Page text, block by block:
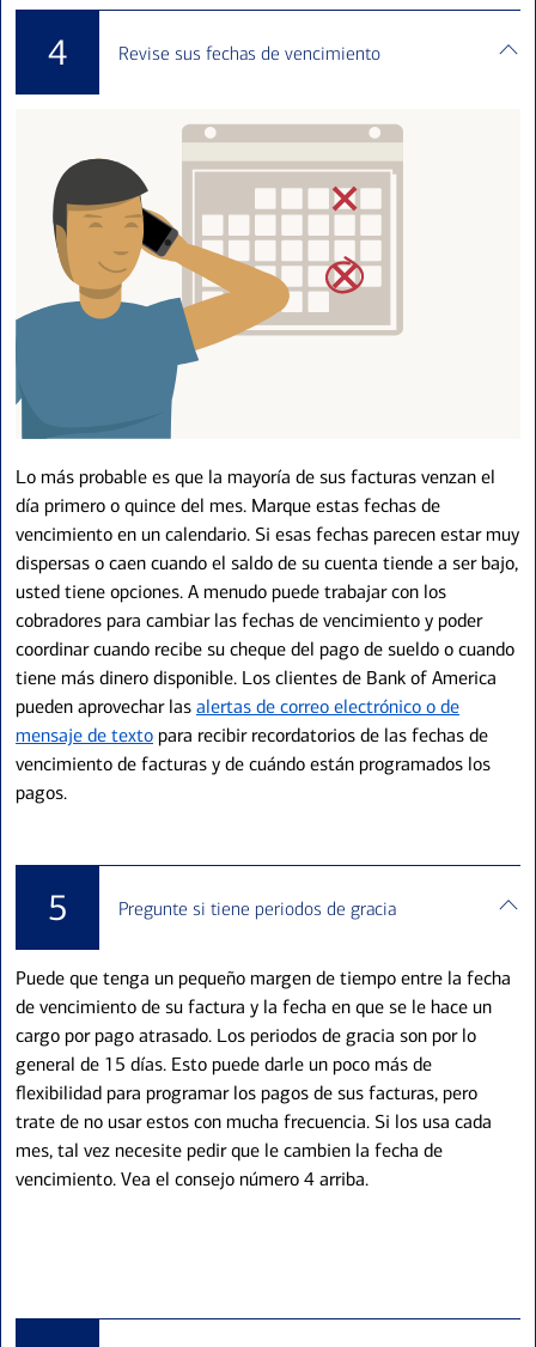
4 Revise sus fechas de vencimiento
Lo más probable es que la mayoría de sus facturas venzan el
día primero o quince del mes. Marque estas fechas de
vencimiento en un calendario. Si esas fechas parecen estar muy
dispersas o caen cuando el saldo de su cuenta tiende a ser bajo,
usted tiene opciones. A menudo puede trabajar con los
cobradores para cambiar las fechas de vencimiento y poder
coordinar cuando recibe su cheque del pago de sueldo o cuando
tiene más dinero disponible. Los clientes de Bank of America
pueden aprovechar las alertas de correo electrónico o de
mensaje de texto para recibir recordatorios de las fechas de
vencimiento de facturas y de cuándo están programados los
pagos.
5 Pregunte si tiene periodos de gracia
Puede que tenga un pequeño margen de tiempo entre la fecha
de vencimiento de su factura y la fecha en que se le hace un
cargo por pago atrasado. Los periodos de gracia son por lo
general de 15 días. Esto puede darle un poco más de
flexibilidad para programar los pagos de sus facturas, pero
trate de no usar estos con mucha frecuencia. Si los usa cada
mes, tal vez necesite pedir que le cambien la fecha de
vencimiento. Vea el consejo número 4 arriba.